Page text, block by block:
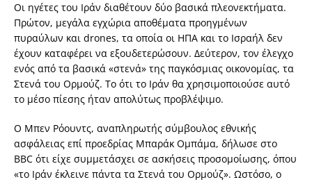
Οι ηγέτες του Ιράν διαθέτουν δύο βασικά πλεονεκτήματα.
Πρώτον, μεγάλα εγχώρια αποθέματα προηγμένων
πυραύλων και drones, τα οποία οι ΗΠΑ και το Ισραήλ δεν
έχουν καταφέρει να εξουδετερώσουν. Δεύτερον, τον έλεγχο
ενός από τα βασικά «στενά» της παγκόσμιας οικονομίας, τα
Στενά του Ορμούζ. Το ότι το Ιράν θα χρησιμοποιούσε αυτό
το μέσο πίεσης ήταν απολύτως προβλέψιμο.
Ο Μπεν Ρόουντς, αναπληρωτής σύμβουλος εθνικής
ασφάλειας επί προεδρίας Μπαράκ Ομπάμα, δήλωσε στο
BBC ότι είχε συμμετάσχει σε ασκήσεις προσομοίωσης, όπου
«το Ιράν έκλεινε πάντα τα Στενά του Ορμούζ». Ωστόσο, ο